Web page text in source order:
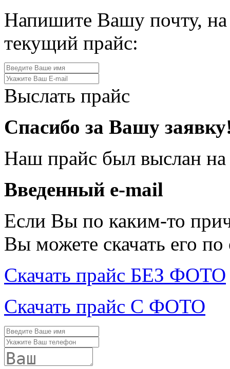
Напишите Вашу почту,
текущий прайс:
Выслать прайс
Спасибо за Вашу
Наш прайс был выслан
Введенный e-mail
Если Вы по каким-то
Вы можете скачать его
Скачать прайс БЕЗ ФОТО
Скачать прайс С ФОТО